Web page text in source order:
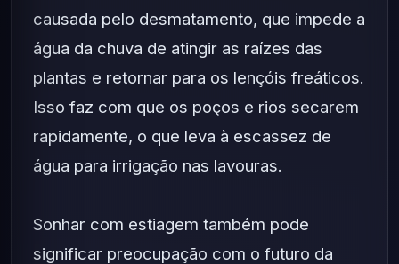
causada pelo desmatamento, que impede a
água da chuva de atingir as raízes das
plantas e retornar para os lençóis freáticos.
Isso faz com que os poços e rios secarem
rapidamente, o que leva à escassez de
água para irrigação nas lavouras.
Sonhar com estiagem também pode
significar preocupação com o futuro da